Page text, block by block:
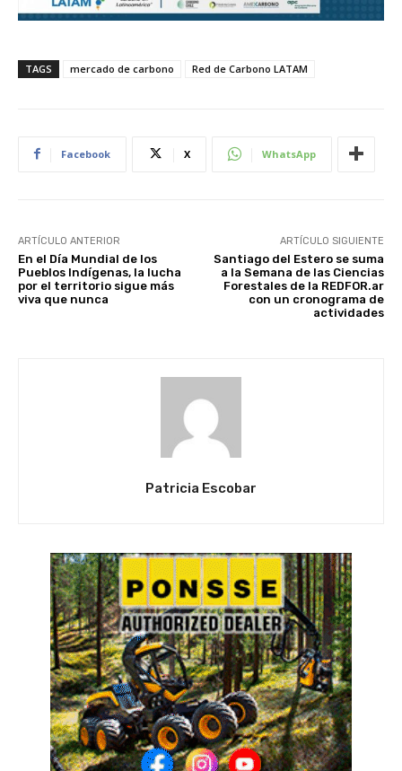
TAGS mercado de carbono Red de Carbono LATAM
Facebook X WhatsApp
ARTÍCULO ANTERIOR
En el Día Mundial de los
Pueblos Indígenas, la lucha
por el territorio sigue más
viva que nunca
ARTÍCULO SIGUIENTE
Santiago del Estero se suma
a la Semana de las Ciencias
Forestales de la REDFOR.ar
con un cronograma de
actividades
Patricia Escobar